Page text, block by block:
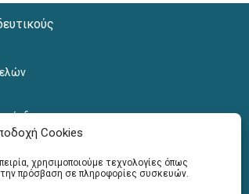
Cookies
χρησιμοποιούμε τεχνολογίες όπως
πρόσβαση σε πληροφορίες συσκευών.